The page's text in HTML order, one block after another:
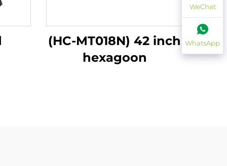
(HC-MT018N) 42 inch
hexagoon
WeChat
WhatsApp